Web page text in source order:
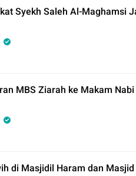
Syekh Saleh Al-Maghamsi
MBS Ziarah ke Makam
di Masjidil Haram dan